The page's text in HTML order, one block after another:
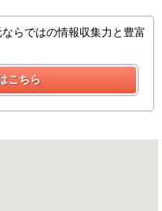
らではの情報収集力と豊富